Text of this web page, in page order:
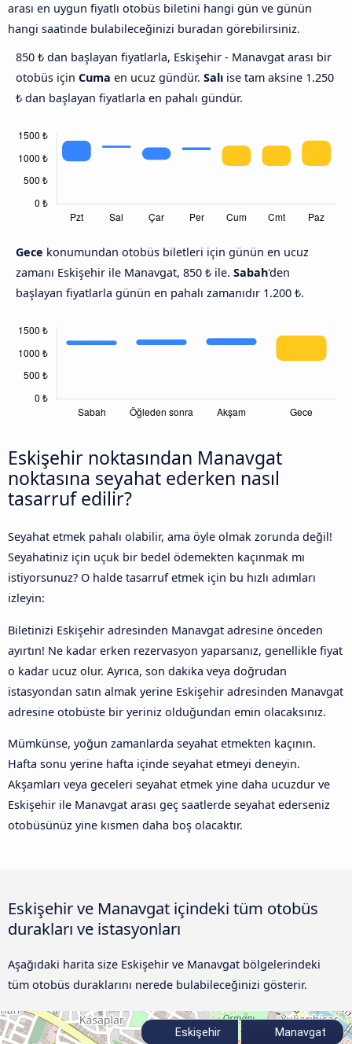
arası en uygun fiyatlı otobüs biletini hangi gün ve günün
hangi saatinde bulabileceğinizi buradan görebilirsiniz.
850 ₺ dan başlayan fiyatlarla, Eskişehir - Manavgat arası bir
otobüs için Cuma en ucuz gündür. Salı ise tam aksine 1.250
₺ dan başlayan fiyatlarla en pahalı gündür.
Gece konumundan otobüs biletleri için günün en ucuz
zamanı Eskişehir ile Manavgat, 850 ₺ ile. Sabah'den
başlayan fiyatlarla günün en pahalı zamanıdır 1.200 ₺.
Eskişehir noktasından Manavgat
noktasına seyahat ederken nasıl
tasarruf edilir?
Seyahat etmek pahalı olabilir, ama öyle olmak zorunda değil!
Seyahatiniz için uçuk bir bedel ödemekten kaçınmak mı
istiyorsunuz? O halde tasarruf etmek için bu hızlı adımları
izleyin:
Biletinizi Eskişehir adresinden Manavgat adresine önceden
ayırtın! Ne kadar erken rezervasyon yaparsanız, genellikle fiyat
o kadar ucuz olur. Ayrıca, son dakika veya doğrudan
istasyondan satın almak yerine Eskişehir adresinden Manavgat
adresine otobüste bir yeriniz olduğundan emin olacaksınız.
Mümkünse, yoğun zamanlarda seyahat etmekten kaçının.
Hafta sonu yerine hafta içinde seyahat etmeyi deneyin.
Akşamları veya geceleri seyahat etmek yine daha ucuzdur ve
Eskişehir ile Manavgat arası geç saatlerde seyahat ederseniz
otobüsünüz yine kısmen daha boş olacaktır.
Eskişehir ve Manavgat içindeki tüm otobüs
durakları ve istasyonları
Aşağıdaki harita size Eskişehir ve Manavgat bölgelerindeki
tüm otobüs duraklarını nerede bulabileceğinizi gösterir.
Eskişehir Manavgat